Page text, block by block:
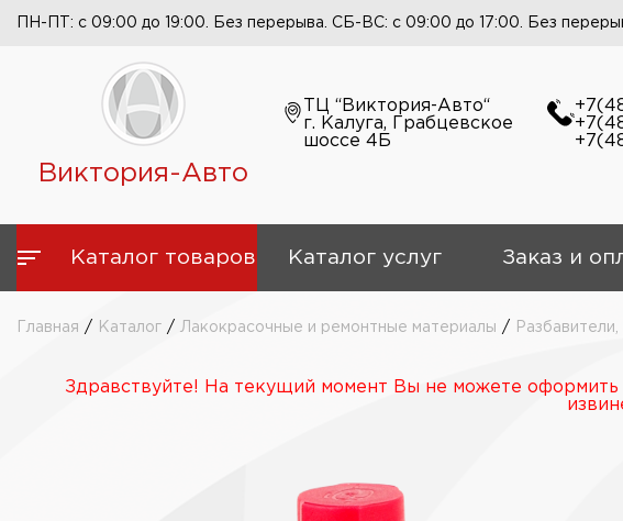
ПН-ПТ: с 09:00 до 19:00. Без перерыва. СБ-ВС: с 09:00 до 17:00. Без
Виктория-Авто
ТЦ “Виктория-Авто“
г. Калуга, Грабцевское
шоссе 4Б
Каталог товаров Каталог услуг Заказ и
Главная / Каталог / Лакокрасочные и ремонтные материалы /
Здравствуйте! На текущий момент Вы не можете оформить